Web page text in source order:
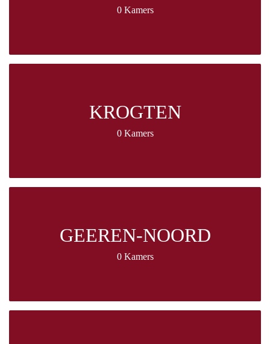
0 Kamers
KROGTEN
0 Kamers
GEEREN-NOORD
0 Kamers